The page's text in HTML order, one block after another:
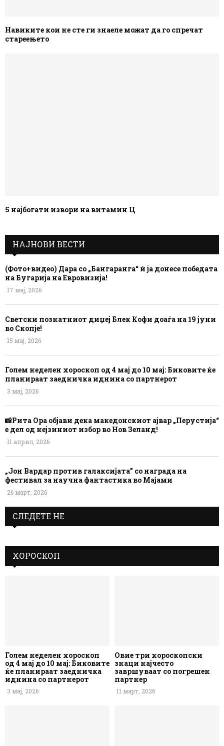
Навиките кои не сте ги знаеле можат да го спречат
стареењето
5 најбогати извори на витамин Ц
НАЈНОВИ ВЕСТИ
(Фото+видео) Дара со „Бангаранга“ ѝ ја донесе победата
на Бугарија на Евровизија!
17 мај, 2026
Светски познатниот диџеј Блек Кофи доаѓа на 19 јуни
во Скопје!
15 мај, 2026
Голем неделен хороскоп од 4 мај до 10 мај: Биковите ќе
планираат заедничка иднина со партнерот
3 мај, 2026
📸Рита Ора објави дека македонскиот ајвар „Перустија“
е дел од нејзиниот избор во Нов Зеланд!
11 април, 2026
„Јон Вардар против галаксијата” со награда на
фестивал за научна фантастика во Мајами
26 март, 2026
СЛЕДЕТЕ НЕ
ХОРОСКОП
Голем неделен хороскоп
од 4 мај до 10 мај: Биковите
ќе планираат заедничка
иднина со партнерот
3 мај, 2026
Овие три хороскопски
знаци најчесто
завршуваат со погрешен
партнер
11 март, 2026